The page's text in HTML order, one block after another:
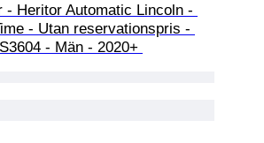
- Heritor Automatic Lincoln -
- Utan reservationspris -
- Män - 2020+